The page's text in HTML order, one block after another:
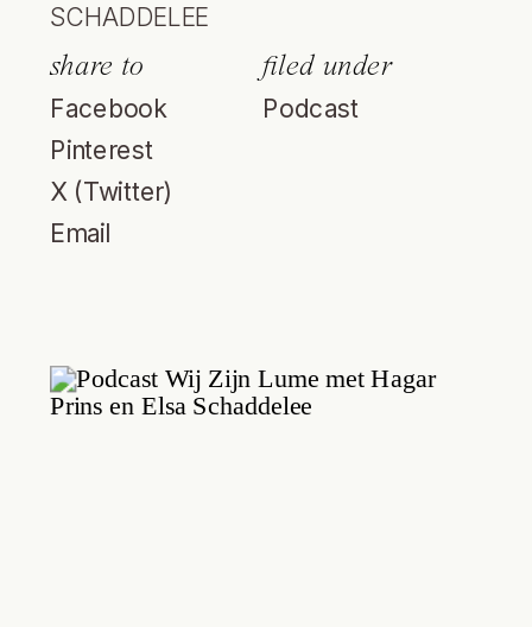
SCHADDELEE
share to
Facebook
Pinterest
X (Twitter)
Email
filed under
Podcast